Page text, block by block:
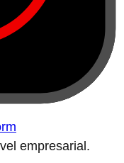
empresarial.